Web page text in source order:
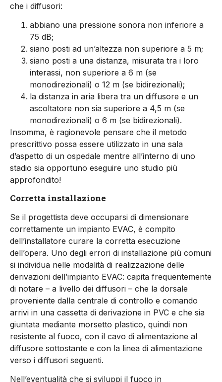
che i diffusori:
abbiano una pressione sonora non inferiore a
75 dB;
siano posti ad un’altezza non superiore a 5 m;
siano posti a una distanza, misurata tra i loro
interassi, non superiore a 6 m (se
monodirezionali) o 12 m (se bidirezionali);
la distanza in aria libera tra un diffusore e un
ascoltatore non sia superiore a 4,5 m (se
monodirezionali) o 6 m (se bidirezionali).
Insomma, è ragionevole pensare che il metodo
prescrittivo possa essere utilizzato in una sala
d’aspetto di un ospedale mentre all’interno di uno
stadio sia opportuno eseguire uno studio più
approfondito!
Corretta installazione
Se il progettista deve occuparsi di dimensionare
correttamente un impianto EVAC, è compito
dell’installatore curare la corretta esecuzione
dell’opera. Uno degli errori di installazione più comuni
si individua nelle modalità di realizzazione delle
derivazioni dell’impianto EVAC: capita frequentemente
di notare – a livello dei diffusori – che la dorsale
proveniente dalla centrale di controllo e comando
arrivi in una cassetta di derivazione in PVC e che sia
giuntata mediante morsetto plastico, quindi non
resistente al fuoco, con il cavo di alimentazione al
diffusore sottostante e con la linea di alimentazione
verso i diffusori seguenti.
Nell’eventualità che si sviluppi il fuoco in